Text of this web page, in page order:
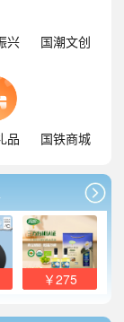
兴 国潮文创
品 国铁商城
￥275